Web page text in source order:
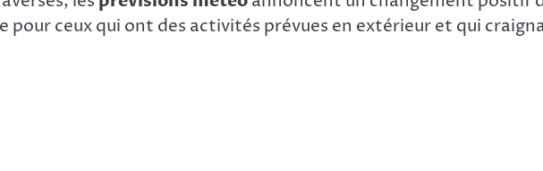
pour ceux qui ont des activités prévues en extérieur et qui